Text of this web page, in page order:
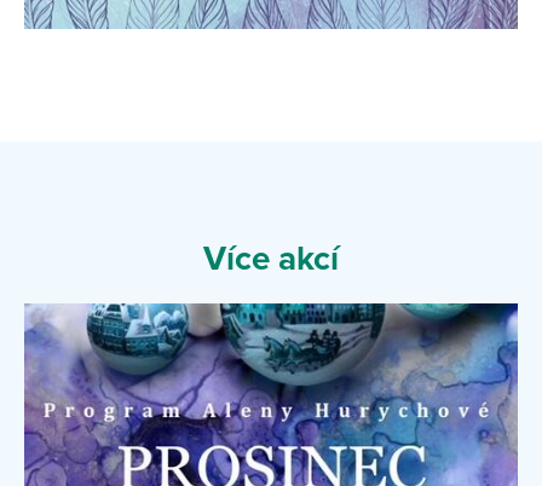
Více akcí